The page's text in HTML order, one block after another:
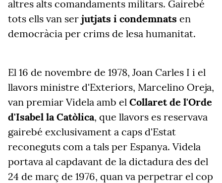
altres alts comandaments militars. Gairebé
tots ells van ser jutjats i condemnats en
democràcia per crims de lesa humanitat.
El 16 de novembre de 1978, Joan Carles I i el
llavors ministre d'Exteriors, Marcelino Oreja,
van premiar Videla amb el Collaret de l'Orde
d'Isabel la Catòlica, que llavors es reservava
gairebé exclusivament a caps d'Estat
reconeguts com a tals per Espanya. Videla
portava al capdavant de la dictadura des del
24 de març de 1976, quan va perpetrar el cop